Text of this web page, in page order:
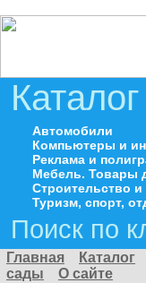
Автомобили
Компьютеры и
Реклама и
Мебель. Товары
Строительство
Туризм, спорт,
Поиск по
Главная Каталог
сады
О сайте